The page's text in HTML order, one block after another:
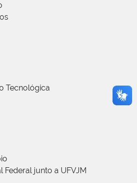
Tecnológica
Federal junto a UFVJM